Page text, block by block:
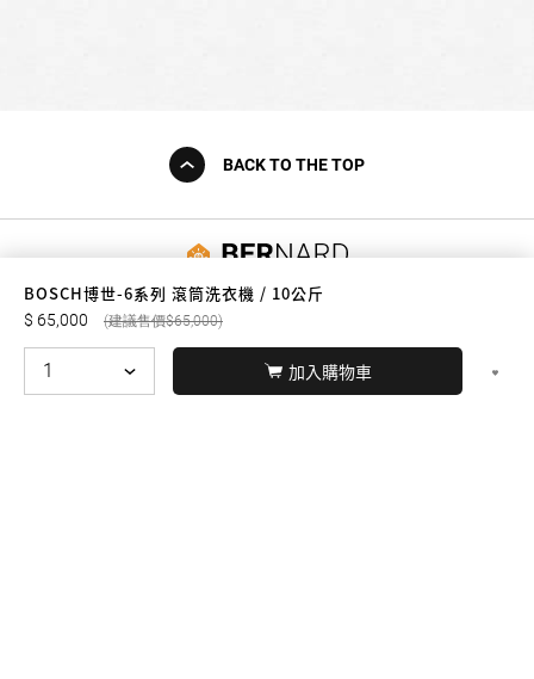
BOSCH博世-6系列 滾筒洗衣機 / 10公斤
65,000 65,000
加入購物車
BACK TO THE TOP
友誠購物
© BERNARD 2021 WEBDESIGN